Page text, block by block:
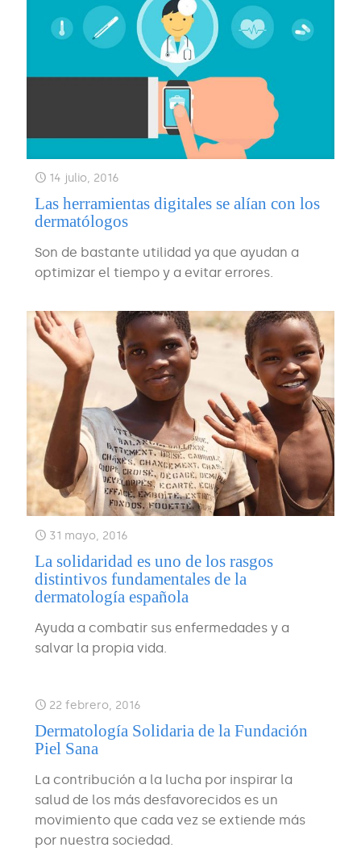
14 julio, 2016
Las herramientas digitales se alían con los
dermatólogos
Son de bastante utilidad ya que ayudan a
optimizar el tiempo y a evitar errores.
31 mayo, 2016
La solidaridad es uno de los rasgos
distintivos fundamentales de la
dermatología española
Ayuda a combatir sus enfermedades y a
salvar la propia vida.
22 febrero, 2016
Dermatología Solidaria de la Fundación
Piel Sana
La contribución a la lucha por inspirar la
salud de los más desfavorecidos es un
movimiento que cada vez se extiende más
por nuestra sociedad.